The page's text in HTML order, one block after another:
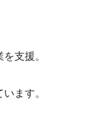
支援。
ます。